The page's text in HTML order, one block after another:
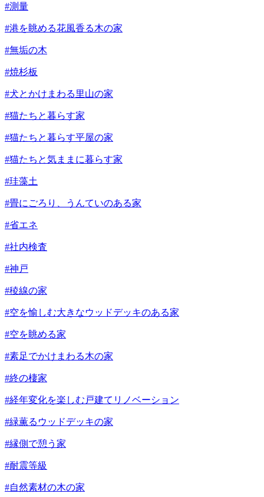
#測量
#港を眺める花風香る木の家
#無垢の木
#焼杉板
#犬とかけまわる里山の家
#猫たちと暮らす家
#猫たちと暮らす平屋の家
#猫たちと気ままに暮らす家
#珪藻土
#畳にごろり、うんていのある家
#省エネ
#社内検査
#神戸
#稜線の家
#空を愉しむ大きなウッドデッキのある家
#空を眺める家
#素足でかけまわる木の家
#終の棲家
#経年変化を楽しむ戸建てリノベーション
#緑薫るウッドデッキの家
#縁側で憩う家
#耐震等級
#自然素材の木の家